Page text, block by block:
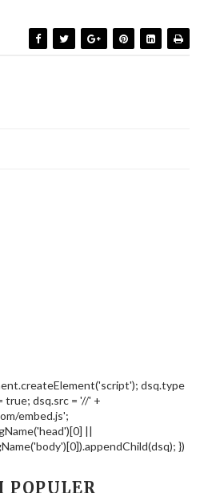
dsq.type
true; dsq.src = '//' +
embed.js';
||
})
POPULER